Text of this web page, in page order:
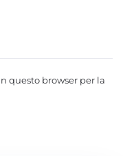
questo browser per la